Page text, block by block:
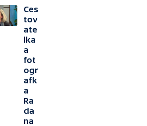
Ces
tov
ate
lka
a
fot
ogr
afk
a
Ra
da
na